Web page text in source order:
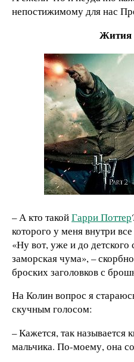
непостижимому для нас
Жития
– А кто такойГарри Поттер
которого у меня внутри
«Ну вот, уже и до детского
заморская чума», –
броских заголовков с
На Колин вопрос я
скучным голосом:
– Кажется, так называется
мальчика. По-моему, она